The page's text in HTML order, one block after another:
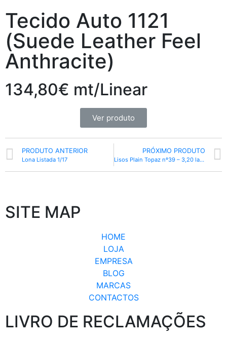
Tecido Auto 1121
(Suede Leather Feel
Anthracite)
134,80€ mt/Linear
Ver produto
PRODUTO ANTERIOR
Lona Listada 1/17
PRÓXIMO PRODUTO
Lisos Plain Topaz nº39 – 3,20 largura
SITE MAP
HOME
LOJA
EMPRESA
BLOG
MARCAS
CONTACTOS
LIVRO DE RECLAMAÇÕES